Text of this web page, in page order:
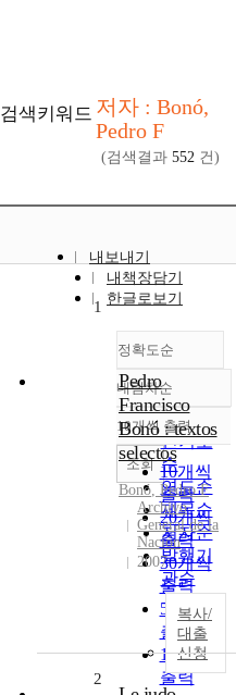
검색키워드 저자 : Bonó,
Pedro F
(검색결과 552 건)
내보내기
내책장담기
한글로보기
정확도순
정확도
순
인기도
순
연도순
제목순
저자순
발행기
관순
내림차순
내림차순
10개씩 출력
10개씩
출력
20개씩
출력
30개씩
출력
50개씩
출력
100개씩
출력
조회
1
Pedro
Francisco
Bonó : textos
selectos
Bonó, Pedro F
Archivo
General de la
Nación
2007
복사/
대출
신청
2